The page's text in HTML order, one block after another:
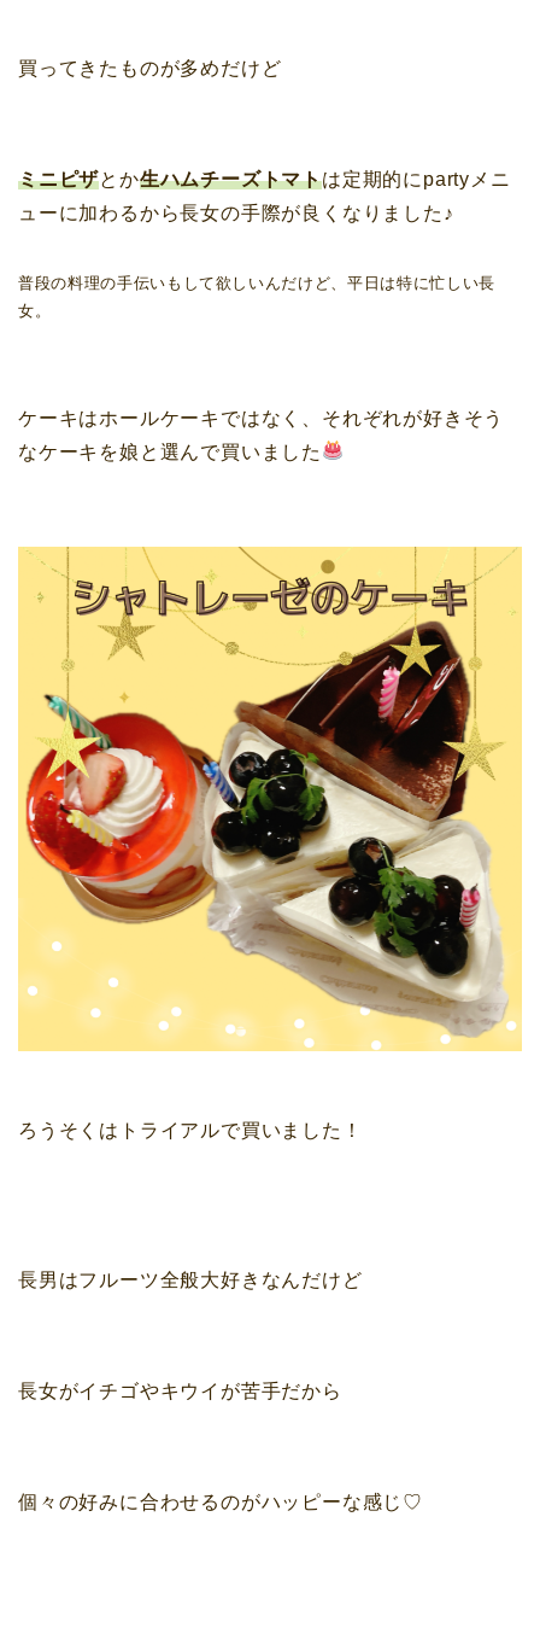
買ってきたものが多めだけど
ミニピザとか生ハムチーズトマトは定期的にpartyメニ
ューに加わるから長女の手際が良くなりました♪
普段の料理の手伝いもして欲しいんだけど、平日は特に忙しい長
女。
ケーキはホールケーキではなく、それぞれが好きそう
なケーキを娘と選んで買いました
ろうそくはトライアルで買いました！
長男はフルーツ全般大好きなんだけど
長女がイチゴやキウイが苦手だから
個々の好みに合わせるのがハッピーな感じ♡